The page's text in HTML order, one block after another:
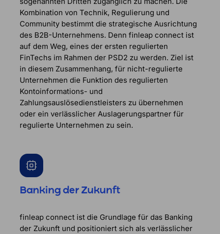
Kombination von Technik, Regulierung und
Community bestimmt die strategische Ausrichtung
des B2B-Unternehmens. Denn finleap connect ist
auf dem Weg, eines der ersten regulierten
FinTechs im Rahmen der PSD2 zu werden. Ziel ist
in diesem Zusammenhang, für nicht-regulierte
Unternehmen die Funktion des regulierten
Kontoinformations- und
Zahlungsauslösedienstleisters zu übernehmen
oder ein verlässlicher Auslagerungspartner für
regulierte Unternehmen zu sein.
Banking der Zukunft
finleap connect ist die Grundlage für das Banking
der Zukunft und positioniert sich als verlässlicher